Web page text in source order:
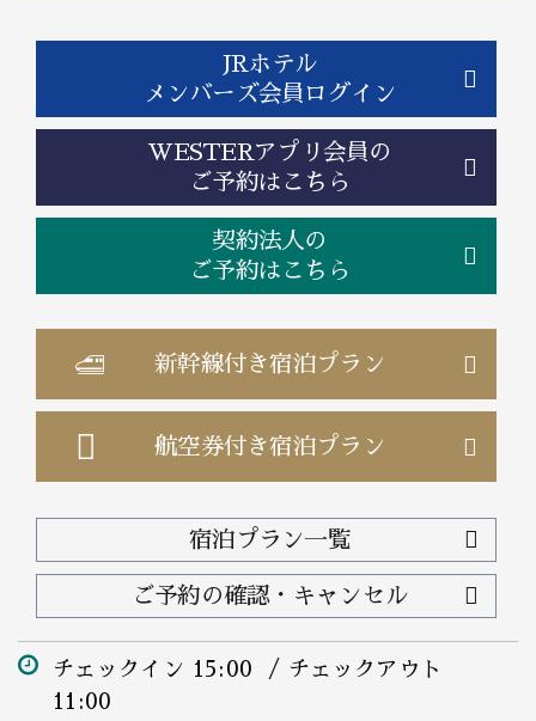
JRホテル
メンバーズ会員ログイン
WESTERアプリ会員の
ご予約はこちら
契約法人の
ご予約はこちら
新幹線付き宿泊プラン
航空券付き宿泊プラン
宿泊プラン一覧
ご予約の確認・キャンセル
チェックイン 15:00 / チェックアウト
11:00